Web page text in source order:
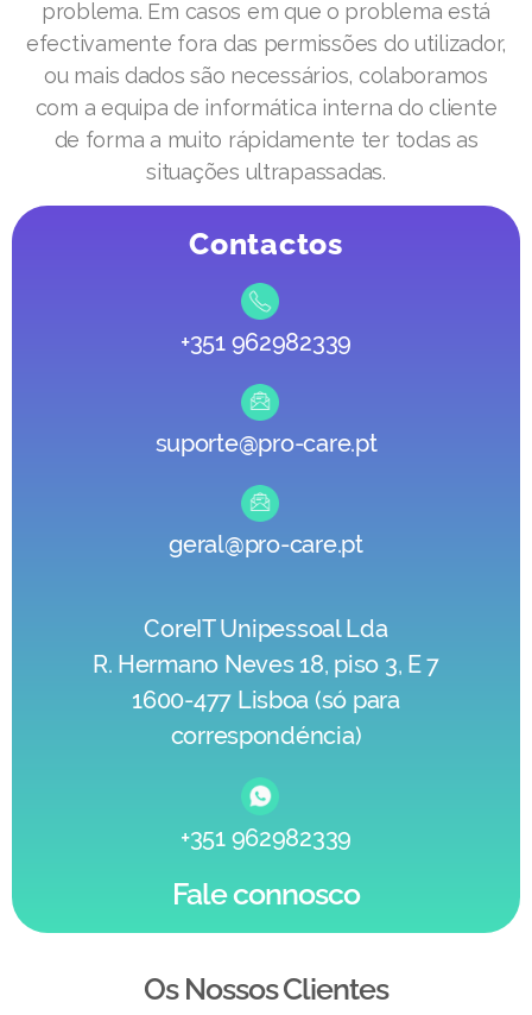
problema. Em casos em que o problema está
efectivamente fora das permissões do utilizador,
ou mais dados são necessários, colaboramos
com a equipa de informática interna do cliente
de forma a muito rápidamente ter todas as
situações ultrapassadas.
Contactos
+351 962982339
suporte@pro-care.pt
geral@pro-care.pt
CoreIT Unipessoal Lda
R. Hermano Neves 18, piso 3, E 7
1600-477 Lisboa (só para
correspondéncia)
+351 962982339
Fale connosco
Os Nossos Clientes